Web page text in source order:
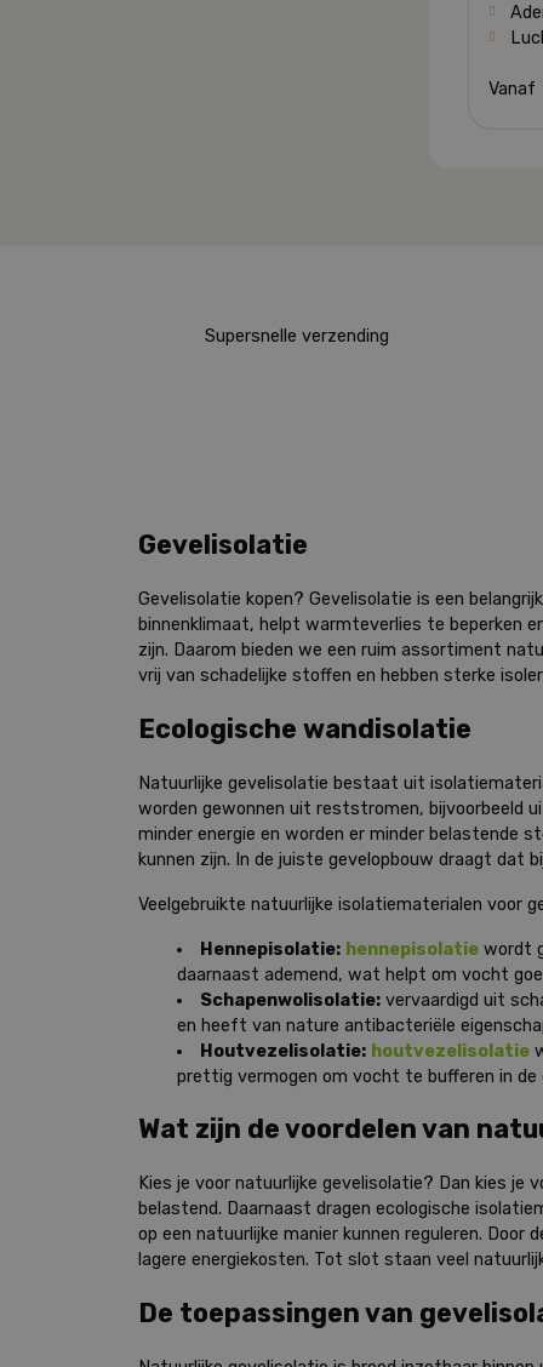
Vanaf
Supersnelle verzending
Gevelisolatie
Gevelisolatie kopen? Gevelisolatie is een
binnenklimaat, helpt warmteverlies te beperken
zijn. Daarom bieden we een ruim assortiment
vrij van schadelijke stoffen en hebben sterke
Ecologische wandisolatie
Natuurlijke gevelisolatie bestaat uit
worden gewonnen uit reststromen, bijvoorbeeld
minder energie en worden er minder belastende
kunnen zijn. In de juiste gevelopbouw draagt dat
Veelgebruikte natuurlijke isolatiematerialen voor
Hennepisolatie: hennepisolatie wordt
daarnaast ademend, wat helpt om vocht
Schapenwolisolatie: vervaardigd uit
en heeft van nature antibacteriële
Houtvezelisolatie: houtvezelisolatie
prettig vermogen om vocht te bufferen in
Wat zijn de voordelen van
Kies je voor natuurlijke gevelisolatie? Dan kies je
belastend. Daarnaast dragen ecologische
op een natuurlijke manier kunnen reguleren.
lagere energiekosten. Tot slot staan veel
De toepassingen van